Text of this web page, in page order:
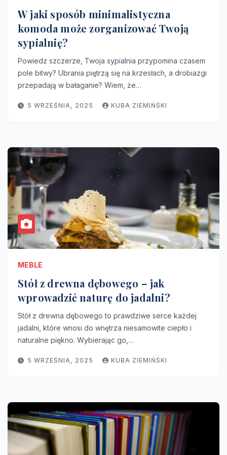
W jaki sposób minimalistyczna
komoda może zorganizować Twoją
sypialnię?
Powiedz szczerze, Twoja sypialnia przypomina czasem
pole bitwy? Ubrania piętrzą się na krzesłach, a drobiazgi
przepadają w bałaganie? Wiem, że…
5 WRZEŚNIA, 2025 KUBA ZIEMIŃŚKI
MEBLE
Stół z drewna dębowego – jak
wprowadzić naturę do jadalni?
Stół z drewna dębowego to prawdziwe serce każdej
jadalni, które wnosi do wnętrza niesamowite ciepło i
naturalne piękno. Wybierając go,…
5 WRZEŚNIA, 2025 KUBA ZIEMIŃŚKI